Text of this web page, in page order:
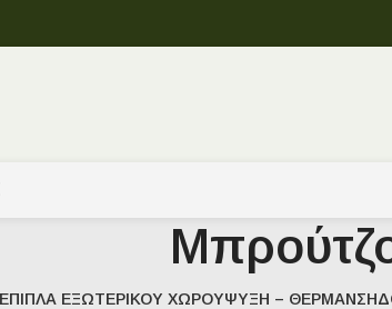
ΈΠΙΠΛΑ ΕΞΩΤΕΡΙΚΟΎ ΧΏΡΟΥΨΎΞΗ – ΘΈΡΜΑΝΣΗ